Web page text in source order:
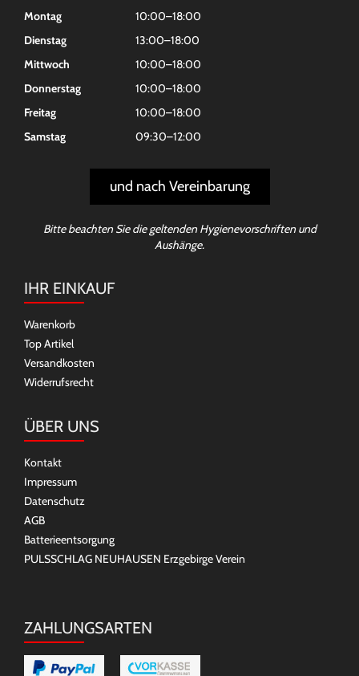
Montag
10:00–18:00
Dienstag
13:00–18:00
Mittwoch
10:00–18:00
Donnerstag
10:00–18:00
Freitag
10:00–18:00
Samstag
09:30–12:00
und nach Vereinbarung
Bitte beachten Sie die geltenden Hygienevorschriften und
Aushänge.
IHR EINKAUF
Warenkorb
Top Artikel
Versandkosten
Widerrufsrecht
ÜBER UNS
Kontakt
Impressum
Datenschutz
AGB
Batterieentsorgung
PULSSCHLAG NEUHAUSEN Erzgebirge Verein
ZAHLUNGSARTEN